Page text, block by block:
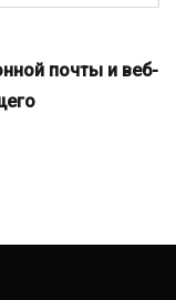
почты и веб-